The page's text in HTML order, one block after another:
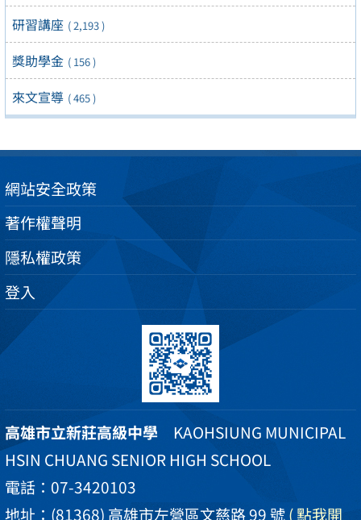
研習講座 ( 2,193 )
獎助學金 ( 156 )
來文宣導 ( 465 )
網站安全政策
著作權聲明
隱私權政策
登入
高雄市立新莊高級中學 KAOHSIUNG MUNICIPAL
HSIN CHUANG SENIOR HIGH SCHOOL
電話：07-3420103
地址：(81368) 高雄市左營區文慈路 99 號( 點我開